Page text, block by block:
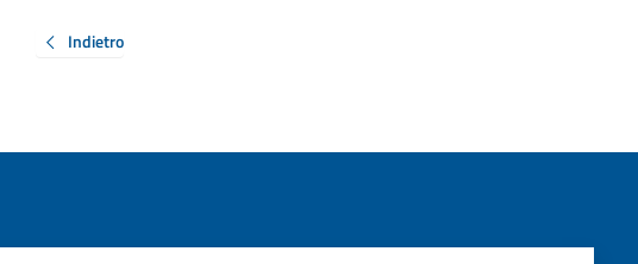
Indietro